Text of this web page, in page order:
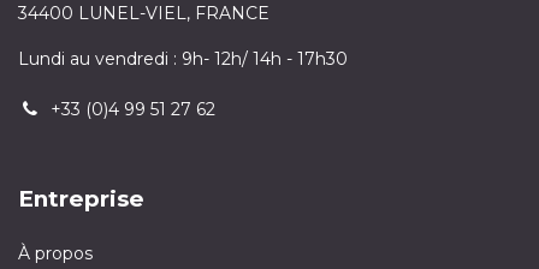
34400 LUNEL-VIEL, FRANCE
Lundi au vendredi : 9h- 12h/ 14h - 17h30
+33 (0)4 99 51 27 62
Entreprise
À propos